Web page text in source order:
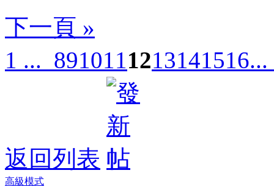
下一頁 »
1 ... 8910111213141516...
返回列表
高級模式